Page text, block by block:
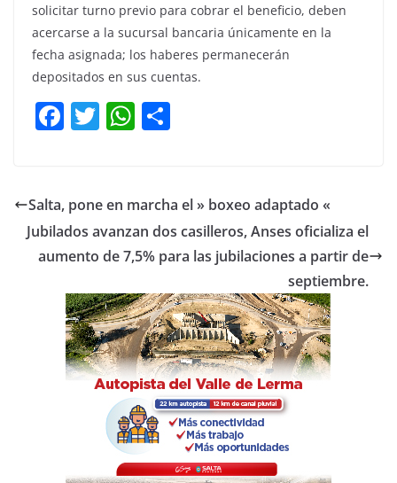
solicitar turno previo para cobrar el beneficio, deben
acercarse a la sucursal bancaria únicamente en la
fecha asignada; los haberes permanecerán
depositados en sus cuentas.
F
e
b
o
o
k
T
er
W
s
A
p
p
p
ar
tir
Salta, pone en marcha el » boxeo adaptado «
Jubilados avanzan dos casilleros, Anses oficializa el
aumento de 7,5% para las jubilaciones a partir de
septiembre.